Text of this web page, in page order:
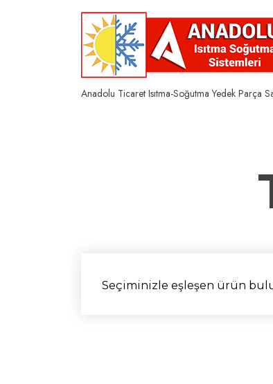
Anadolu Ticaret Isıtma-Soğutma Yedek Parça
Seçiminizle eşleşen ürün